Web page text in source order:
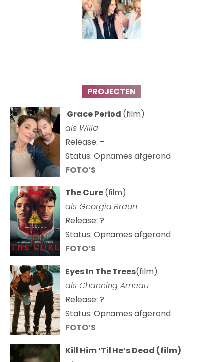
PROJECTEN
Grace Period (film)
als Willa
Release: –
Status: Opnames afgerond
FOTO’S
The Cure(film)
als Georgia Braun
Release: ?
Status: Opnames afgerond
FOTO’S
Eyes In The Trees(film)
als Channing Arneau
Release: ?
Status: Opnames afgerond
FOTO’S
Kill Him ‘Til He’s Dead (film)